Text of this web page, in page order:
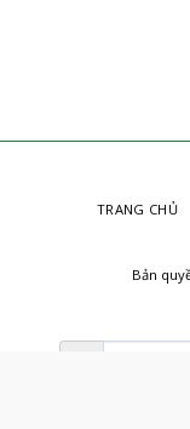
Bản
TRANG CHỦ